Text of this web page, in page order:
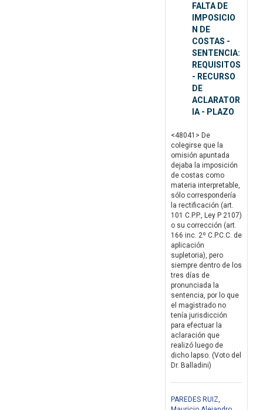
FALTA DE
IMPOSICIO
N DE
COSTAS -
SENTENCIA:
REQUISITOS
- RECURSO
DE
ACLARATOR
IA - PLAZO
<48041> De
colegirse que la
omisión apuntada
dejaba la imposición
de costas como
materia interpretable,
sólo correspondería
la rectificación (art.
101 C.P.P., Ley P 2107)
o su corrección (art.
166 inc. 2º C.P.C.C. de
aplicación
supletoria), pero
siempre dentro de los
tres días de
pronunciada la
sentencia, por lo que
el magistrado no
tenía jurisdicción
para efectuar la
aclaración que
realizó luego de
dicho lapso. (Voto del
Dr. Balladini)
PAREDES RUIZ,